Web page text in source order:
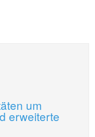
um
erweiterte